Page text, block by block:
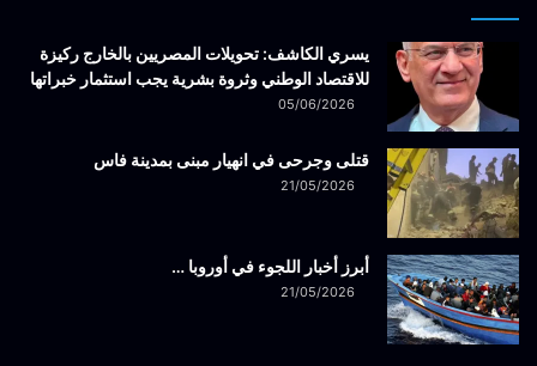
يسري الكاشف: تحويلات المصريين بالخارج ركيزة
للاقتصاد الوطني وثروة بشرية يجب استثمار خبراتها
05/06/2026
قتلى وجرحى في انهيار مبنى بمدينة فاس
21/05/2026
أبرز أخبار اللجوء في أوروبا …
21/05/2026